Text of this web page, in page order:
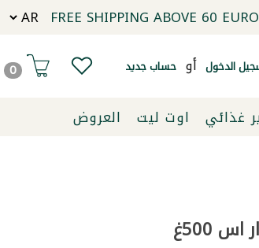
FREE SHIPPING ABOVE 60
الدخول أو حساب جديد 0
غذائي اوت ليت
العروض